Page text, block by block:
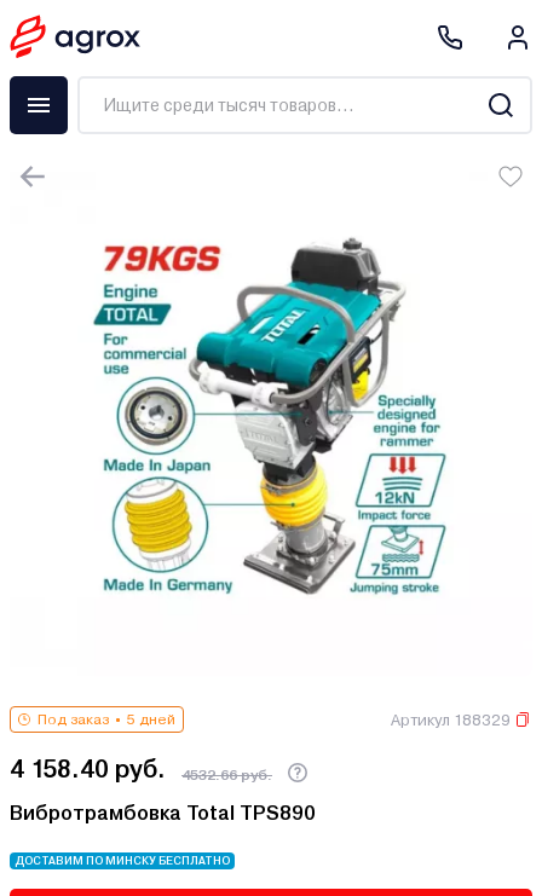
Под заказ 5 дней Артикул 188329
4 158.40 руб. 4532.66 руб.
Вибротрамбовка Total TPS890
ДОСТАВИМ ПО МИНСКУ БЕСПЛАТНО